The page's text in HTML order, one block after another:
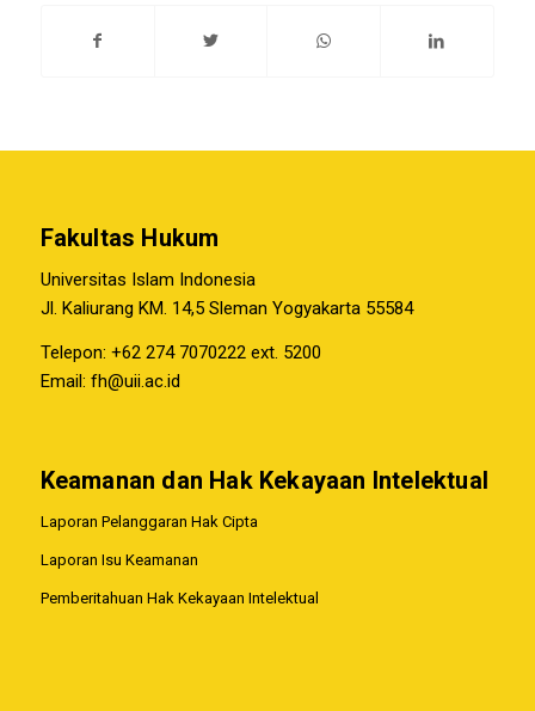
Fakultas Hukum
Universitas Islam Indonesia
Jl. Kaliurang KM. 14,5 Sleman Yogyakarta 55584
Telepon: +62 274 7070222 ext. 5200
Email: fh@uii.ac.id
Keamanan dan Hak Kekayaan Intelektual
Laporan Pelanggaran Hak Cipta
Laporan Isu Keamanan
Pemberitahuan Hak Kekayaan Intelektual